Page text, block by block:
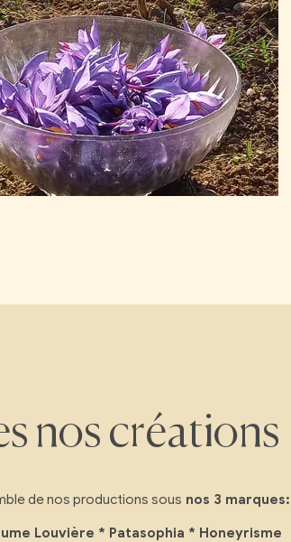
nos créations
de nos productions sous nos 3 marques:
Louvière * Patasophia * Honeyrisme